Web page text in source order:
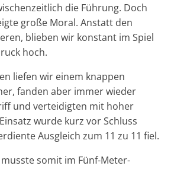
die Führung. Doch
große Moral. Anstatt den
blieben wir konstant im Spiel
hoch.
liefen wir einem knappen
fanden aber immer wieder
und verteidigten mit hoher
wurde kurz vor Schluss
Ausgleich zum 11 zu 11 fiel.
somit im Fünf-Meter-